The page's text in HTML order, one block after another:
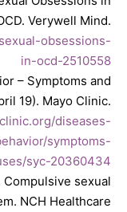
Verywell Mind.
obsessions-
in-ocd-2510558
– Symptoms and
19). Mayo Clinic.
diseases-
symptoms-
syc-20360434
Compulsive sexual
NCH Healthcare